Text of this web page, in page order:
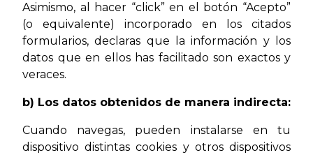
Asimismo, al hacer “click” en el botón “Acepto”
(o equivalente) incorporado en los citados
formularios, declaras que la información y los
datos que en ellos has facilitado son exactos y
veraces.
b) Los datos obtenidos de manera indirecta:
Cuando navegas, pueden instalarse en tu
dispositivo distintas cookies y otros dispositivos